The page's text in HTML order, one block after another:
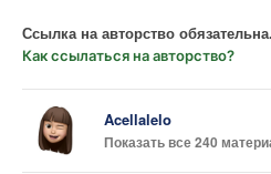
Ссылка на авторство обязательна.
Как ссылаться на авторство?
Acellalelo
Показать все 240